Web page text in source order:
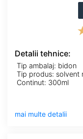
Detalii tehnice:
Tip ambalaj: bidon
Tip produs: solvent
Continut: 300ml
mai multe detalii